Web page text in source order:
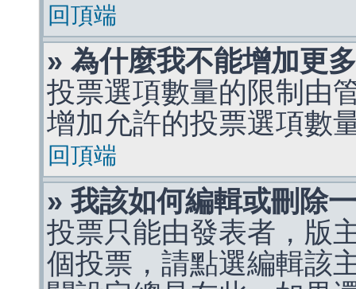
回頂端
» 為什麼我不能增加更
投票選項數量的限制由
增加允許的投票選項數
回頂端
» 我該如何編輯或刪除
投票只能由發表者，版
個投票，請點選編輯該